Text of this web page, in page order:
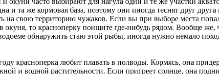
и та же кормовая база, поэтому они иногда теснят друг друга
на свою территорию чужаков. Если вы при выборе места
окуня, то красноперку поищите где-нибудь рядом. Вообще же,
обнаружить стаю этой рыбы, иногда нужно немало
красноперка любит плавать в полводы. Кормясь, она
и водной растительности. Если пригреет солнце, она